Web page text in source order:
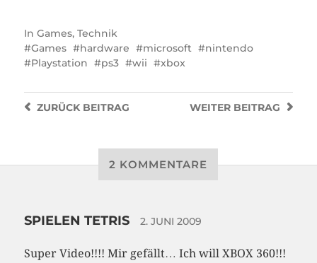
In Games, Technik
Games
hardware microsoft
nintendo
Playstation
ps3 wii xbox
WEITER BEITRAG
ZURÜCKBEITRAG
2 KOMMENTARE
SPIELEN TETRIS 2. JUNI 2009
Super Video!!!! Mir gefällt… Ich will XBOX 360!!!